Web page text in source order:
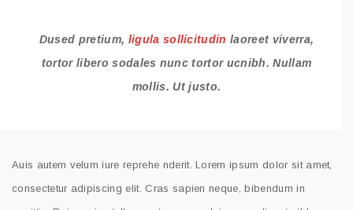
Dused pretium, ligula sollicitudin laoreet viverra,
tortor libero sodales nunc tortor ucnibh. Nullam
mollis. Ut justo.
Auis autem velum iure reprehe nderit. Lorem ipsum dolor sit amet,
consectetur adipiscing elit. Cras sapien neque, bibendum in